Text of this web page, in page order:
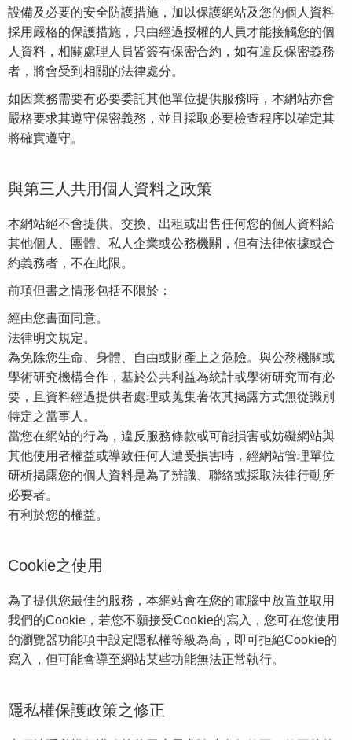
設備及必要的安全防護措施，加以保護網站及您的個人資料
採用嚴格的保護措施，只由經過授權的人員才能接觸您的個
人資料，相關處理人員皆簽有保密合約，如有違反保密義務
者，將會受到相關的法律處分。
如因業務需要有必要委託其他單位提供服務時，本網站亦會
嚴格要求其遵守保密義務，並且採取必要檢查程序以確定其
將確實遵守。
與第三人共用個人資料之政策
本網站絕不會提供、交換、出租或出售任何您的個人資料給
其他個人、團體、私人企業或公務機關，但有法律依據或合
約義務者，不在此限。
前項但書之情形包括不限於：
經由您書面同意。
法律明文規定。
為免除您生命、身體、自由或財產上之危險。與公務機關或
學術研究機構合作，基於公共利益為統計或學術研究而有必
要，且資料經過提供者處理或蒐集著依其揭露方式無從識別
特定之當事人。
當您在網站的行為，違反服務條款或可能損害或妨礙網站與
其他使用者權益或導致任何人遭受損害時，經網站管理單位
研析揭露您的個人資料是為了辨識、聯絡或採取法律行動所
必要者。
有利於您的權益。
Cookie之使用
為了提供您最佳的服務，本網站會在您的電腦中放置並取用
我們的Cookie，若您不願接受Cookie的寫入，您可在您使用
的瀏覽器功能項中設定隱私權等級為高，即可拒絕Cookie的
寫入，但可能會導至網站某些功能無法正常執行。
隱私權保護政策之修正